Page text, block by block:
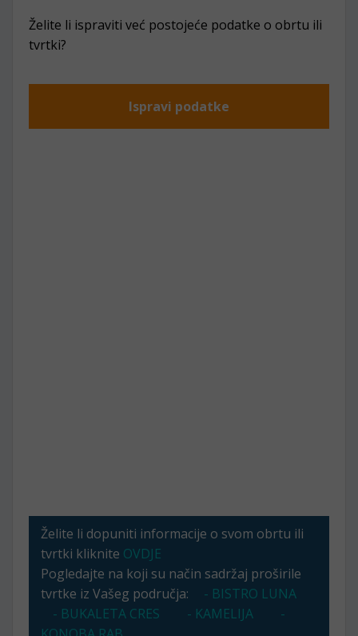
Želite li ispraviti već postojeće podatke o obrtu ili
tvrtki?
Ispravi podatke
Želite li dopuniti informacije o svom obrtu ili
tvrtki kliknite OVDJE
Pogledajte na koji su način sadržaj proširile
tvrtke iz Vašeg područja:
- BISTRO LUNA
- BUKALETA CRES
- KAMELIJA
-